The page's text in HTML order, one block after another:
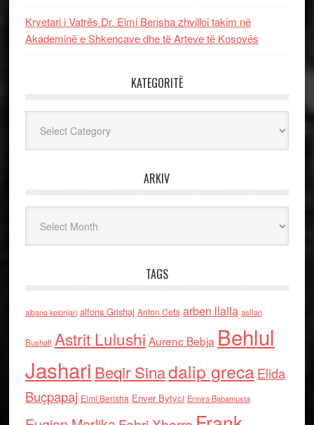
Kryetari i Vatrës Dr. Elmi Berisha zhvilloi takim në
Akademinë e Shkencave dhe të Arteve të Kosovës
KATEGORITË
ARKIV
TAGS
albano kolonjari alfons Grishaj Anton Cefa arben llalla asllan
Bushati Astrit Lulushi Aurenc Bebja Behlul
Jashari Beqir Sinadalip grecaElida
Buçpapaj Elmi Berisha Enver Bytyci Ermira Babamusta